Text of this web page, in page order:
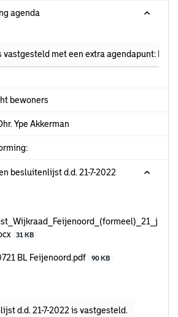
agenda
vastgesteld met een extra agendapunt:
bewoners
Ype Akkerman
besluitenlijst d.d. 21-7-2022
31 KB
BL Feijenoord.pdf 90 KB
d.d. 21-7-2022 is vastgesteld.